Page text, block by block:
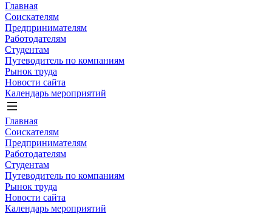
Главная
Соискателям
Предпринимателям
Работодателям
Студентам
Путеводитель по компаниям
Рынок труда
Новости сайта
Календарь мероприятий
Главная
Соискателям
Предпринимателям
Работодателям
Студентам
Путеводитель по компаниям
Рынок труда
Новости сайта
Календарь мероприятий